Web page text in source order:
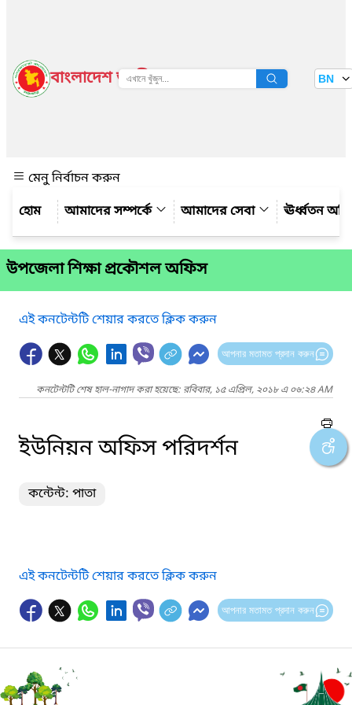
বাংলাদেশ জাতীয় তথ্য বাতায়ন BN
মেনু নির্বাচন করুন
আমাদের সম্পর্কে
আমাদের সেবা ঊর্ধ্বতন
উপজেলা শিক্ষা প্রকৌশল অফিস
এই কনটেন্টটি শেয়ার করতে ক্লিক করুন
আপনার মতামত প্রদান করুন
কনটেন্টটি শেষ হাল-নাগাদ করা হয়েছে: রবিবার, ১৫ এপ্রিল, ২০১৮ এ ০৬:২৪ AM
ইউনিয়ন অফিস পরিদর্শন
কন্টেন্ট: পাতা
এই কনটেন্টটি শেয়ার করতে ক্লিক করুন
আপনার মতামত প্রদান করুন